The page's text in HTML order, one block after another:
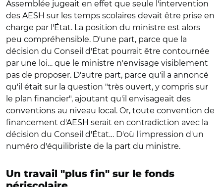
Assemblée jugeait en effet que seule l'intervention
des AESH sur les temps scolaires devait être prise en
charge par l'État. La position du ministre est alors
peu compréhensible. D'une part, parce que la
décision du Conseil d'État pourrait être contournée
par une loi… que le ministre n'envisage visiblement
pas de proposer. D'autre part, parce qu'il a annoncé
qu'il était sur la question "très ouvert, y compris sur
le plan financier", ajoutant qu'il envisageait des
conventions au niveau local. Or, toute convention de
financement d'AESH serait en contradiction avec la
décision du Conseil d'État… D'où l'impression d'un
numéro d'équilibriste de la part du ministre.
Un travail "plus fin" sur le fonds